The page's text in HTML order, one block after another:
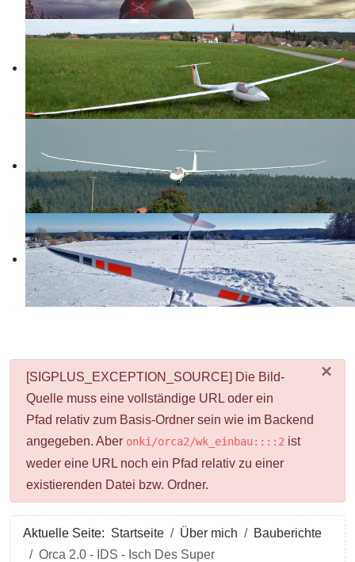
×
danger
[SIGPLUS_EXCEPTION_SOURCE] Die Bild-
Quelle muss eine vollständige URL oder ein
Pfad relativ zum Basis-Ordner sein wie im Backend
angegeben. Aber onki/orca2/wk_einbau::::2 ist
weder eine URL noch ein Pfad relativ zu einer
existierenden Datei bzw. Ordner.
Aktuelle Seite: Startseite Über mich
Bauberichte
Orca 2.0 - IDS - Isch Des Super